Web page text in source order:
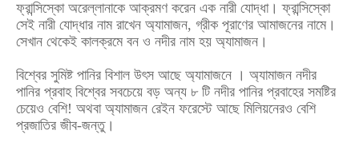
ফ্রান্সিস্কো অরেল্লানাকে আক্রমণ করেন এক নারী যোদ্ধা। ফ্রান্সিস্কো
সেই নারী যোদ্ধার নাম রাখেন অ্যামাজন, গ্রীক পূরাণের আমাজনের নামে।
সেখান থেকেই কালক্রমে বন ও নদীর নাম হয় অ্যামাজন।
বিশ্বের সুমিষ্ট পানির বিশাল উৎস আছে অ্যামাজনে । অ্যামাজন নদীর
পানির প্রবাহ বিশ্বের সবচেয়ে বড় অন্য ৮ টি নদীর পানির প্রবাহের সমষ্টির
চেয়েও বেশি! অথবা অ্যামাজন রেইন ফরেস্টে আছে মিলিয়নেরও বেশি
প্রজাতির জীব-জন্তু।